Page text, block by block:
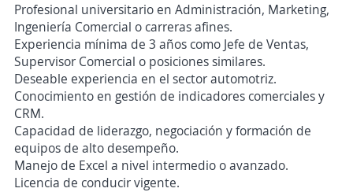
Profesional universitario en Administración, Marketing,
Ingeniería Comercial o carreras afines.
Experiencia mínima de 3 años como Jefe de Ventas,
Supervisor Comercial o posiciones similares.
Deseable experiencia en el sector automotriz.
Conocimiento en gestión de indicadores comerciales y
CRM.
Capacidad de liderazgo, negociación y formación de
equipos de alto desempeño.
Manejo de Excel a nivel intermedio o avanzado.
Licencia de conducir vigente.